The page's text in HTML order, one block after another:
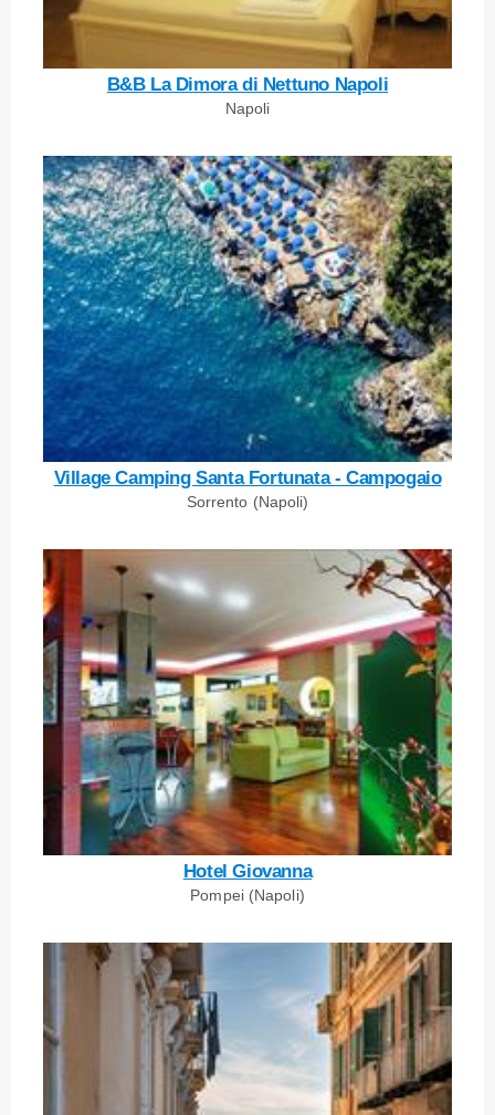
B&B La Dimora di Nettuno Napoli
Napoli
Village Camping Santa Fortunata - Campogaio
Sorrento (Napoli)
Hotel Giovanna
Pompei (Napoli)